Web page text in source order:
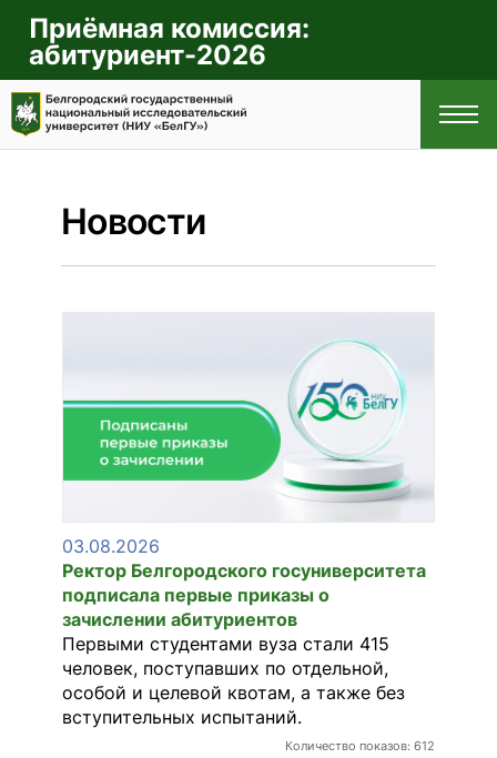
Приёмная комиссия:
абитуриент-2026
ГЛАВНАЯ
СПЕЦИАЛЬНОСТИ
И НАПРАВЛЕНИЯ
ЭКЗАМЕНЫ
СТОИМОСТЬ
ОБУЧЕНИЯ
Новости
03.08.2026
Ректор Белгородского госуниверситета
подписала первые приказы о
зачислении абитуриентов
Первыми студентами вуза стали 415
человек, поступавших по отдельной,
особой и целевой квотам, а также без
вступительных испытаний.
Количество показов: 612